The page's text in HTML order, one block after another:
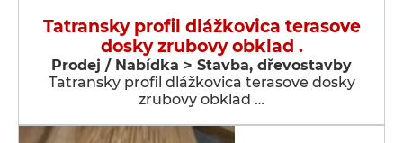
Tatransky profil dlážkovica terasove
dosky zrubovy obklad .
Prodej / Nabídka > Stavba, dřevostavby
Tatransky profil dlážkovica terasove dosky
zrubovy obklad …